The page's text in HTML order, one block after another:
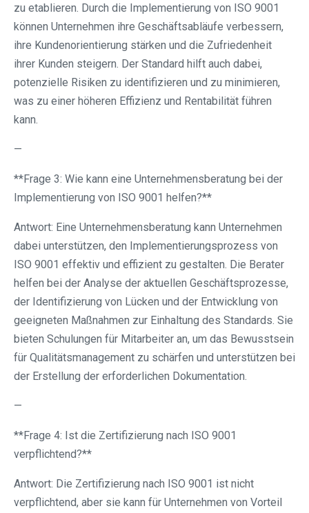
zu etablieren. Durch die Implementierung von ISO 9001
können Unternehmen ihre Geschäftsabläufe verbessern,
ihre Kundenorientierung stärken und die Zufriedenheit
ihrer Kunden steigern. Der Standard hilft auch dabei,
potenzielle Risiken zu identifizieren und zu minimieren,
was zu einer höheren Effizienz und Rentabilität führen
kann.
—
**Frage 3: Wie kann eine Unternehmensberatung bei der
Implementierung von ISO 9001 helfen?**
Antwort: Eine Unternehmensberatung kann Unternehmen
dabei unterstützen, den Implementierungsprozess von
ISO 9001 effektiv und effizient zu gestalten. Die Berater
helfen bei der Analyse der aktuellen Geschäftsprozesse,
der Identifizierung von Lücken und der Entwicklung von
geeigneten Maßnahmen zur Einhaltung des Standards. Sie
bieten Schulungen für Mitarbeiter an, um das Bewusstsein
für Qualitätsmanagement zu schärfen und unterstützen bei
der Erstellung der erforderlichen Dokumentation.
—
**Frage 4: Ist die Zertifizierung nach ISO 9001
verpflichtend?**
Antwort: Die Zertifizierung nach ISO 9001 ist nicht
verpflichtend, aber sie kann für Unternehmen von Vorteil